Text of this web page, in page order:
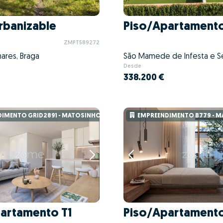
ZMPT589272
Braga
Piso/
Desde
338.200 €
GRID2891 - MATOSINHOS
T1
EMPREENDIMENTO B779 -
Piso/